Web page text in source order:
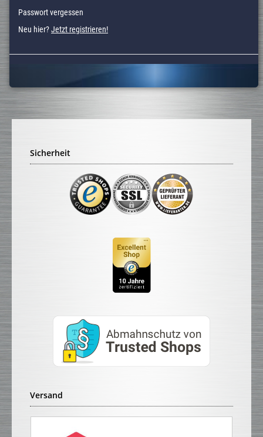
Passwort vergessen
Neu hier?Jetzt registrieren!
Sicherheit
Versand